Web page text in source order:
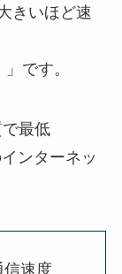
きいほど速
です。
最低
ンターネッ
速度